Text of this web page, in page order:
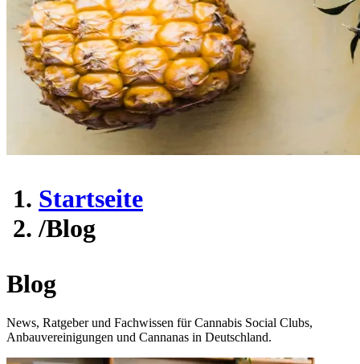
Startseite
/Blog
Blog
News, Ratgeber und Fachwissen für Cannabis Social Clubs,
Anbauvereinigungen und Cannanas in Deutschland.